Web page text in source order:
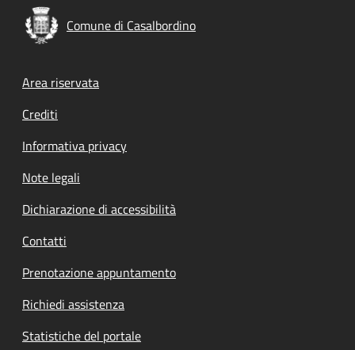
Comune di Casalbordino
Footer menu
Area riservata
Crediti
Informativa privacy
Note legali
Dichiarazione di accessibilità
Contatti
Prenotazione appuntamento
Richiedi assistenza
Statistiche del portale